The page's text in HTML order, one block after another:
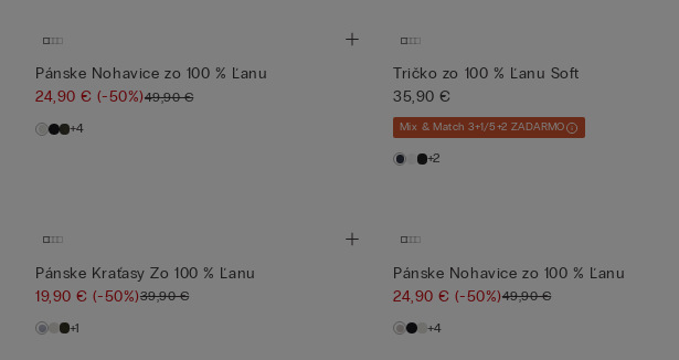
Pánske Nohavice zo 100 % Ľanu
24,90 €(-50%)49,90 €
+4
Tričko zo 100 % Ľanu Soft
35,90 €
Mix & Match 3+1/5+2 ZADARMO
+2
Pánske Kraťasy Zo 100 % Ľanu
19,90 €(-50%)39,90 €
+1
Pánske Nohavice zo 100 % Ľanu
24,90 €(-50%)49,90 €
+4